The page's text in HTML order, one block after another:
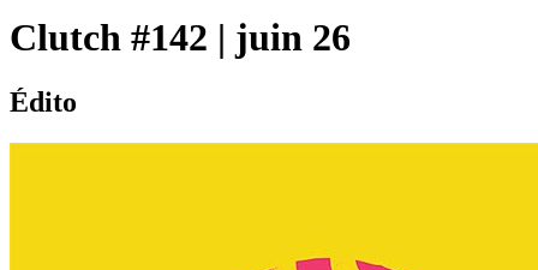
Clutch #142 | juin 26
Édito